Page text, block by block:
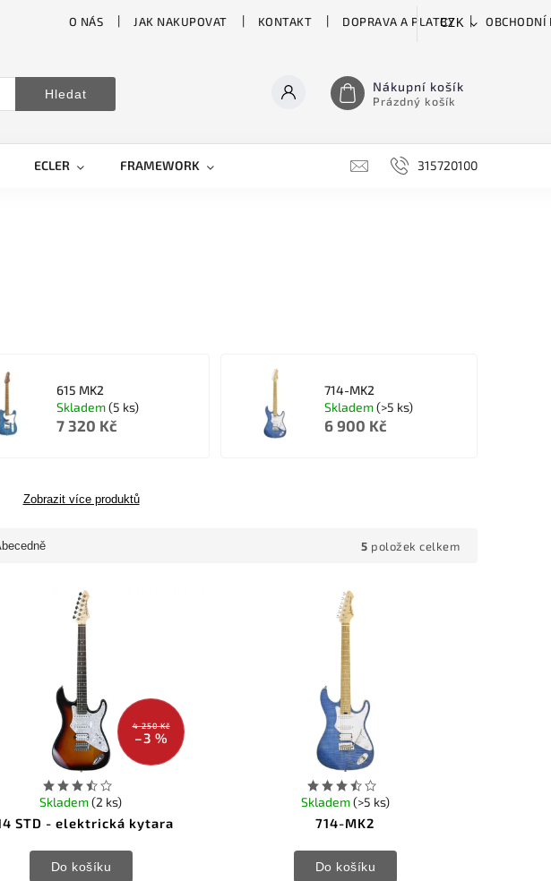
O NÁS JAK NAKUPOVAT KONTAKT DOPRAVA A PLATBY OBCHODNÍ
CZK
Hledat Nákupní košík
Prázdný košík
ECLER FRAMEWORK H&H HARTKE
315720100
615 MK2
Skladem(5 ks)
7 320 Kč
714-MK2
Skladem(>5 ks)
6 900 Kč
Zobrazit více produktů
5 položek celkem
4 250 Kč
–3 %
STD - elektrická kytara
Skladem(2 ks)
Do košíku
714-MK2
Skladem(>5 ks)
Do košíku